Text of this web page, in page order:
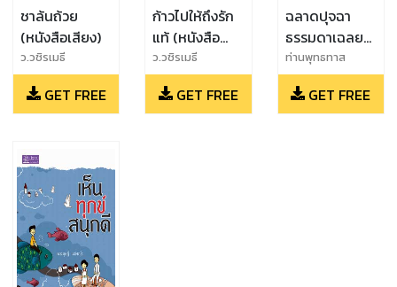
ชาล้นถ้วย
(หนังสือเสียง)
ว.วชิรเมธี
GET FREE
ก้าวไปให้ถึงรัก
แท้ (หนังสือ
เสียง)
ว.วชิรเมธี
GET FREE
ฉลาดปุจฉา
ธรรมดาเฉลย
(หนังสือเสียง)
ท่านพุทธทาส
GET FREE